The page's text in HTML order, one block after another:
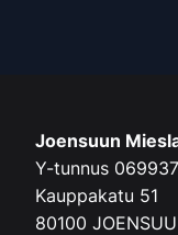
Joensuun
Y-tunnus
Kauppakatu 51
80100 JOENSUU